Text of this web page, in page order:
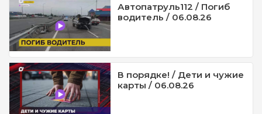
Автопатруль112 / Погиб
водитель / 06.08.26
В порядке! / Дети и чужие
карты / 06.08.26